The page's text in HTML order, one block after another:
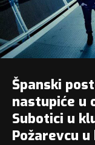
Španski
nastupiće u
Subotici u
Požarevcu